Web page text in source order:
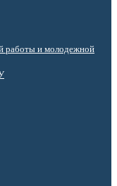
работы и молодежной